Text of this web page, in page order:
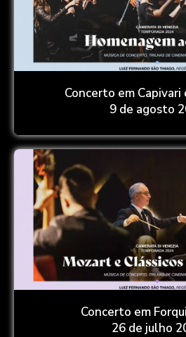
Concerto em Capivari
9 de agosto
Concerto em
26 de julho